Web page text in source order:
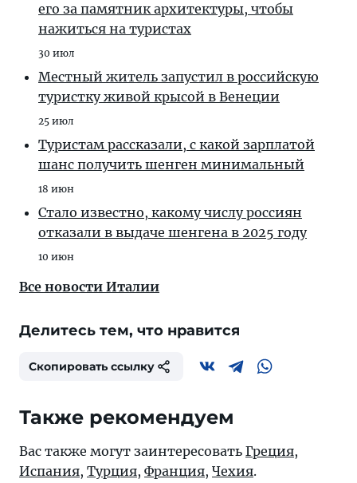
его за памятник архитектуры, чтобы
нажиться на туристах
30 июл
Местный житель запустил в российскую
туристку живой крысой в Венеции
25 июл
Туристам рассказали, с какой зарплатой
шанс получить шенген минимальный
18 июн
Стало известно, какому числу россиян
отказали в выдаче шенгена в 2025 году
10 июн
Все новости Италии
Делитесь тем, что нравится
Скопировать ссылку
Также рекомендуем
Вас также могут заинтересовать Греция,
Испания, Турция, Франция, Чехия.